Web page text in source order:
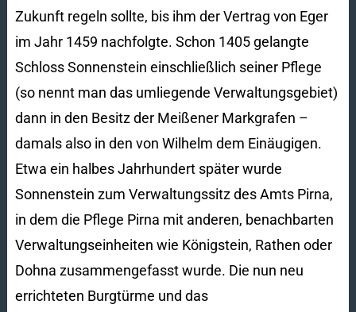
Zukunft regeln sollte, bis ihm der Vertrag von Eger
im Jahr 1459 nachfolgte. Schon 1405 gelangte
Schloss Sonnenstein einschließlich seiner Pflege
(so nennt man das umliegende Verwaltungsgebiet)
dann in den Besitz der Meißener Markgrafen –
damals also in den von Wilhelm dem Einäugigen.
Etwa ein halbes Jahrhundert später wurde
Sonnenstein zum Verwaltungssitz des Amts Pirna,
in dem die Pflege Pirna mit anderen, benachbarten
Verwaltungseinheiten wie Königstein, Rathen oder
Dohna zusammengefasst wurde. Die nun neu
errichteten Burgtürme und das